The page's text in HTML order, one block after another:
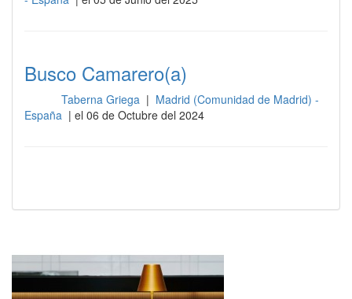
Busco Camarero(a)
Taberna Griega | Madrid (Comunidad de Madrid) -
España | el 06 de Octubre del 2024